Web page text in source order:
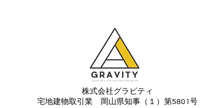
株式会社グラビティ
宅地建物取引業 岡山県知事（１）第5801号